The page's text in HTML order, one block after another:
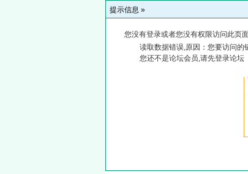
提示信息 »
您没有登录或者您没有权限访问此页
读取数据错误,原因：您要访问的
您还不是论坛会员,请先登录论坛